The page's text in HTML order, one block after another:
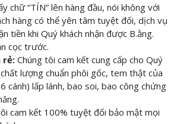
chữ “TÍN” lên hàng đầu, nói không với
hàng có thể yên tâm tuyệt đối, dịch vụ
tiền khi Quý khách nhận được B.ằng.
cọc trước.
rẻ:Chúng tôi cam kết cung cấp cho Quý
lượng chuẩn phôi gốc, tem thật của
cánh) lấp lánh, bao soi, bao công chứng
cam kết 100% tuyệt đối bảo mật mọi